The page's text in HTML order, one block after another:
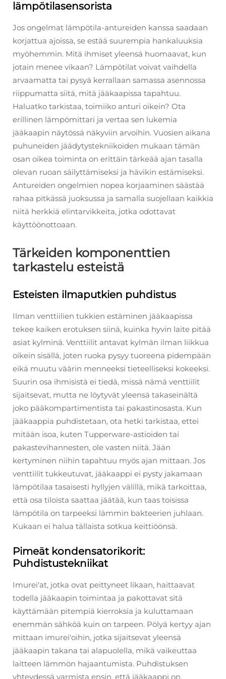
lämpötilasensorista
Jos ongelmat lämpötila-antureiden kanssa saadaan
korjattua ajoissa, se estää suurempia hankaluuksia
myöhemmin. Mitä ihmiset yleensä huomaavat, kun
jotain menee vikaan? Lämpötilat voivat vaihdella
arvaamatta tai pysyä kerrallaan samassa asennossa
riippumatta siitä, mitä jääkaapissa tapahtuu.
Haluatko tarkistaa, toimiiko anturi oikein? Ota
erillinen lämpömittari ja vertaa sen lukemia
jääkaapin näytössä näkyviin arvoihin. Vuosien aikana
puhuneiden jäädytystekniikoiden mukaan tämän
osan oikea toiminta on erittäin tärkeää ajan tasalla
olevan ruoan säilyttämiseksi ja hävikin estämiseksi.
Antureiden ongelmien nopea korjaaminen säästää
rahaa pitkässä juoksussa ja samalla suojellaan kaikkia
niitä herkkiä elintarvikkeita, jotka odottavat
käyttöönottoaan.
Tärkeiden komponenttien
tarkastelu esteistä
Esteisten ilmaputkien puhdistus
Ilman venttiilien tukkien estäminen jääkaapissa
tekee kaiken erotuksen siinä, kuinka hyvin laite pitää
asiat kylminä. Venttiilit antavat kylmän ilman liikkua
oikein sisällä, joten ruoka pysyy tuoreena pidempään
eikä muutu väärin menneeksi tieteelliseksi kokeeksi.
Suurin osa ihmisistä ei tiedä, missä nämä venttiilit
sijaitsevat, mutta ne löytyvät yleensä takaseinältä
joko pääkompartimentista tai pakastinosasta. Kun
jääkaappia puhdistetaan, ota hetki tarkistaa, ettei
mitään isoa, kuten Tupperware-astioiden tai
pakastevihannesten, ole vasten niitä. Jään
kertyminen niihin tapahtuu myös ajan mittaan. Jos
venttiilit tukkeutuvat, jääkaappi ei pysty jakamaan
lämpötilaa tasaisesti hyllyjen välillä, mikä tarkoittaa,
että osa tiloista saattaa jäätää, kun taas toisissa
lämpötila on tarpeeksi lämmin bakteerien juhlaan.
Kukaan ei halua tällaista sotkua keittiöönsä.
Pimeät kondensatorikorit:
Puhdistustekniikat
Imurei'at, jotka ovat peittyneet likaan, haittaavat
todella jääkaapin toimintaa ja pakottavat sitä
käyttämään pitempiä kierroksia ja kuluttamaan
enemmän sähköä kuin on tarpeen. Pölyä kertyy ajan
mittaan imurei'oihin, jotka sijaitsevat yleensä
jääkaapin takana tai alapuolella, mikä vaikeuttaa
laitteen lämmön hajaantumista. Puhdistuksen
yhteydessä varmista ensin, että jääkaappi on